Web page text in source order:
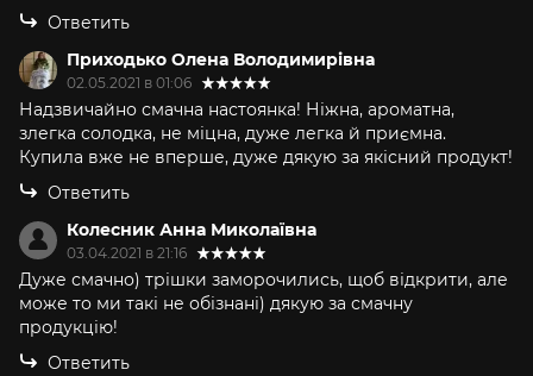
Ответить
Приходько Олена Володимирівна
02.05.2021 в 01:06
Надзвичайно смачна настоянка! Ніжна, ароматна,
злегка солодка, не міцна, дуже легка й приємна.
Купила вже не вперше, дуже дякую за якісний продукт!
Ответить
Колесник Анна Миколаївна
03.04.2021 в 21:16
Дуже смачно) трішки заморочились, щоб відкрити, але
може то ми такі не обізнані) дякую за смачну
продукцію!
Ответить